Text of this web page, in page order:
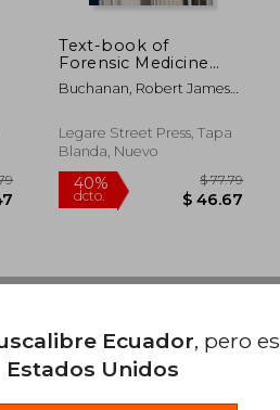
$
Text-book of
Forensic Medicine
and Toxicology (en
Inglés)
Buchanan, Robert James
Legare Street Press, Tapa
Blanda, Nuevo
Ecuador, pero
Estados Unidos